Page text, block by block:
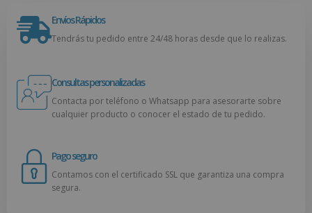
Envíos Rápidos
Tendrás tu pedido entre 24/48 horas desde que lo realizas.
Consultas personalizadas
Contacta por teléfono o Whatsapp para asesorarte sobre
cualquier producto o conocer el estado de tu pedido.
Pago seguro
Contamos con el certificado SSL que garantiza una compra
segura.